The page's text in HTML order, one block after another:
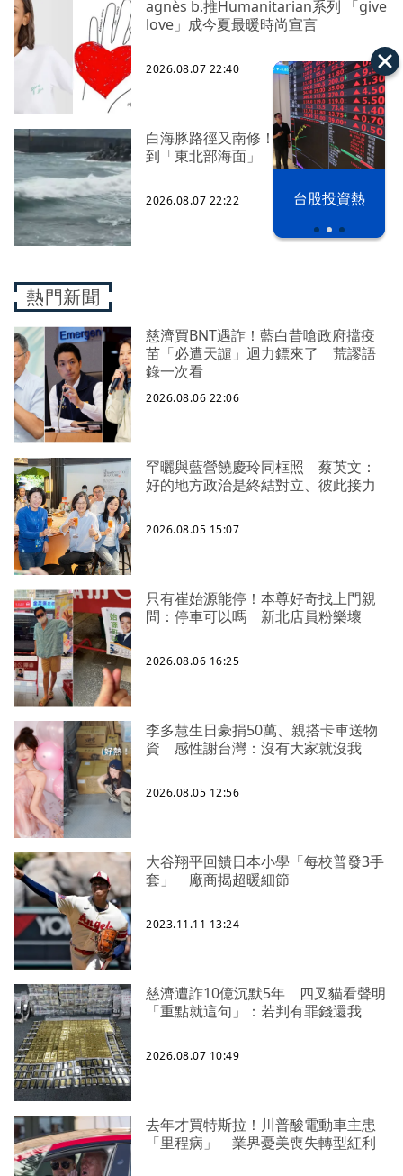
漢光42演習 台股投資熱
以色列 穹頂
之下
agnès b.推Humanitarian系列 「give
love」成今夏最暖時尚宣言
2026.08.07 22:40
白海豚路徑又南修！ 海警範圍擴增
到「東北部海面」
2026.08.07 22:22
熱門新聞
慈濟買BNT遇詐！藍白昔嗆政府擋疫
苗「必遭天譴」迴力鏢來了 荒謬語
錄一次看
2026.08.06 22:06
罕曬與藍營饒慶玲同框照 蔡英文：
好的地方政治是終結對立、彼此接力
2026.08.05 15:07
只有崔始源能停！本尊好奇找上門親
問：停車可以嗎 新北店員粉樂壞
2026.08.06 16:25
李多慧生日豪捐50萬、親搭卡車送物
資 感性謝台灣：沒有大家就沒我
2026.08.05 12:56
大谷翔平回饋日本小學「每校普發3手
套」 廠商揭超暖細節
2023.11.11 13:24
慈濟遭詐10億沉默5年 四叉貓看聲明
「重點就這句」：若判有罪錢還我
2026.08.07 10:49
去年才買特斯拉！川普酸電動車主患
「里程病」 業界憂美喪失轉型紅利